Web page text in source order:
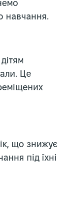
навчання.
Це
що знижує
під їхні